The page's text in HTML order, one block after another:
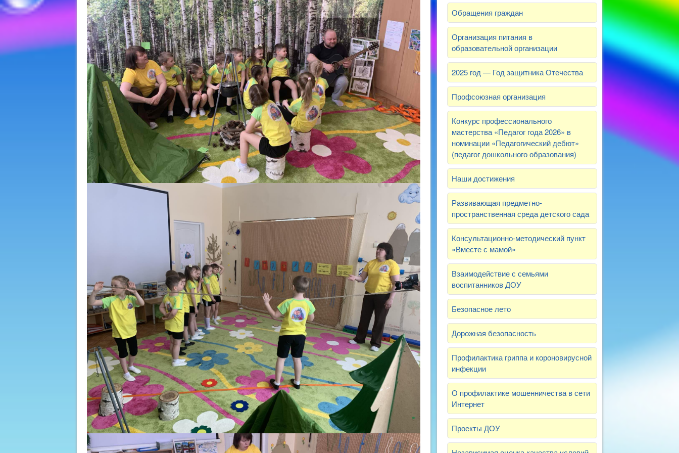
Обращения граждан
Организация питания в
образовательной организации
2025 год — Год защитника Отечества
Профсоюзная организация
Конкурс профессионального
мастерства «Педагог года 2026» в
номинации «Педагогический дебют»
(педагог дошкольного образования)
Наши достижения
Развивающая предметно-
пространственная среда детского сада
Консультационно-методический пункт
«Вместе с мамой»
Взаимодействие с семьями
воспитанников ДОУ
Безопасное лето
Дорожная безопасность
Профилактика гриппа и короновирусной
инфекции
О профилактике мошенничества в сети
Интернет
Проекты ДОУ